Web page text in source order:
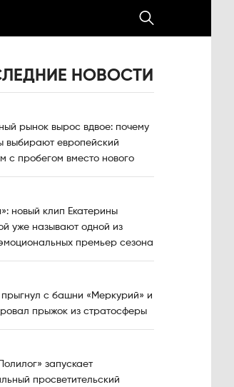
НОВОСТИ
рынок вырос вдвое: почему
выбирают европейский
с пробегом вместо нового
новый клип Екатерины
уже называют одной из
премьер сезона
прыгнул с башни «Меркурий» и
прыжок из стратосферы
запускает
просветительский